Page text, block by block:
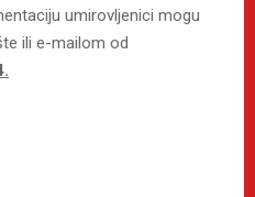
umirovljenici mogu
ili e-mailom od